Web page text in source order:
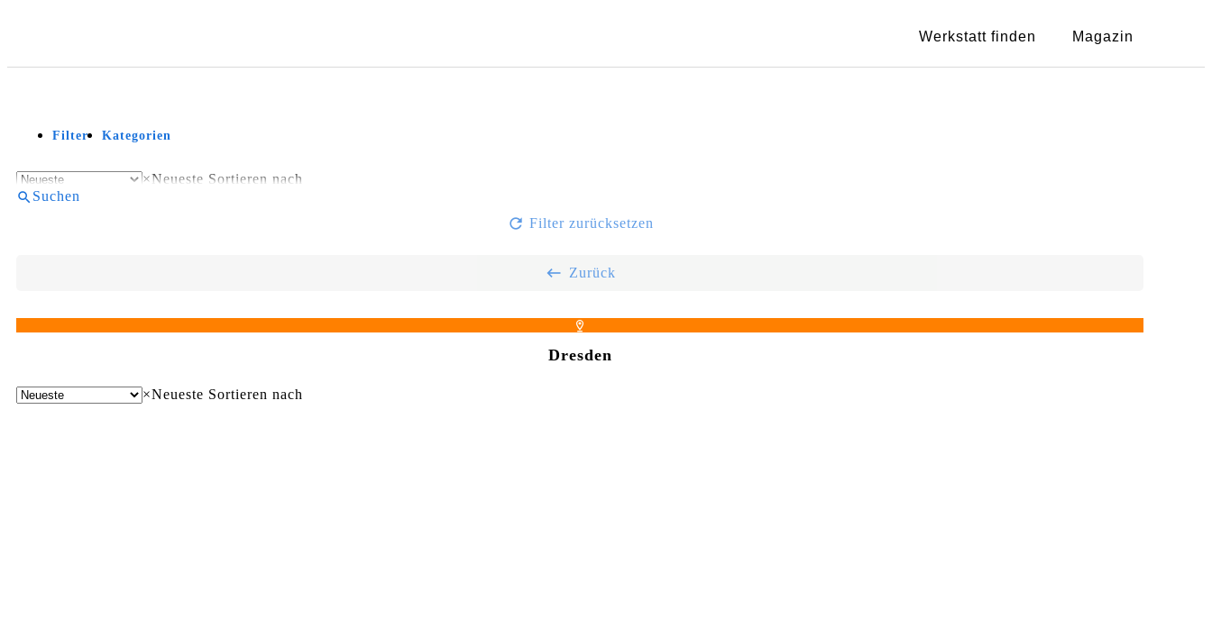
Werkstatt finden Magazin
Filter Kategorien
×Neueste Sortieren nach
Suchen
Filter zurücksetzen
Zurück
Dresden
×Neueste Sortieren nach